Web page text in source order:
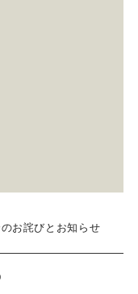
お詫びとお知らせ